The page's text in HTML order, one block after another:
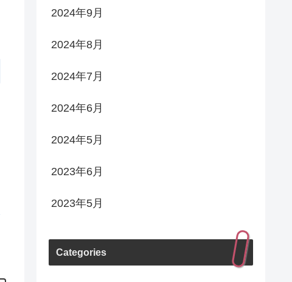
2024年9月
2024年8月
2024年7月
2024年6月
2024年5月
2023年6月
2023年5月
Categories